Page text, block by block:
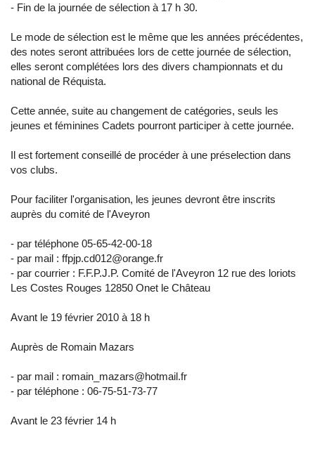
- Fin de la journée de sélection à 17 h 30.
Le mode de sélection est le même que les années précédentes,
des notes seront attribuées lors de cette journée de sélection,
elles seront complétées lors des divers championnats et du
national de Réquista.
Cette année, suite au changement de catégories, seuls les
jeunes et féminines Cadets pourront participer à cette journée.
Il est fortement conseillé de procéder à une préselection dans
vos clubs.
Pour faciliter l'organisation, les jeunes devront être inscrits
auprès du comité de l'Aveyron
- par téléphone 05-65-42-00-18
- par mail : ffpjp.cd012@orange.fr
- par courrier : F.F.P.J.P. Comité de l'Aveyron 12 rue des loriots
Les Costes Rouges 12850 Onet le Château
Avant le 19 février 2010 à 18 h
Auprès de Romain Mazars
- par mail : romain_mazars@hotmail.fr
- par téléphone : 06-75-51-73-77
Avant le 23 février 14 h